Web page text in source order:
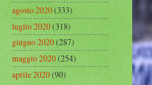
agosto 2020(333)
luglio 2020(318)
giugno 2020(287)
maggio 2020(254)
aprile 2020(90)